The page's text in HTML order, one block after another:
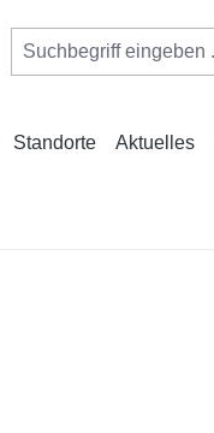
Standorte Aktuelles